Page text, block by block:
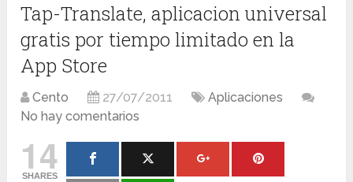
Tap-Translate, aplicacion universal
gratis por tiempo limitado en la
App Store
Cento 27/07/2011
Aplicaciones
No hay comentarios
14
SHARES